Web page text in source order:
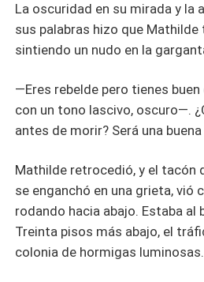
La oscuridad en su mirada y la
sus palabras hizo que Mathilde
sintiendo un nudo en la
—Eres rebelde pero tienes
con un tono lascivo, oscuro—.
antes de morir? Será una
Mathilde retrocedió, y el tacón
se enganchó en una grieta, vió
rodando hacia abajo. Estaba al
Treinta pisos más abajo, el
colonia de hormigas luminosas.